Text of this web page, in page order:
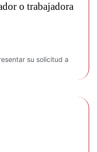
o trabajadora
su solicitud a